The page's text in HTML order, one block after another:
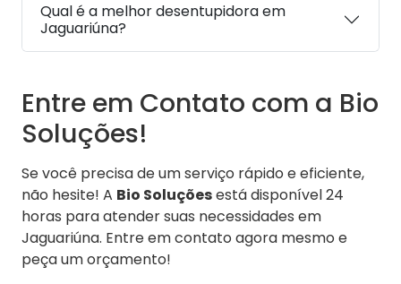
Qual é a melhor desentupidora em
Jaguariúna?
Entre em Contato com a Bio
Soluções!
Se você precisa de um serviço rápido e eficiente,
não hesite! A Bio Soluçõesestá disponível 24
horas para atender suas necessidades em
Jaguariúna. Entre em contato agora mesmo e
peça um orçamento!